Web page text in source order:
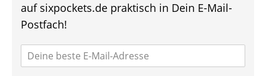
auf sixpockets.de praktisch in Dein E-Mail-
Postfach!